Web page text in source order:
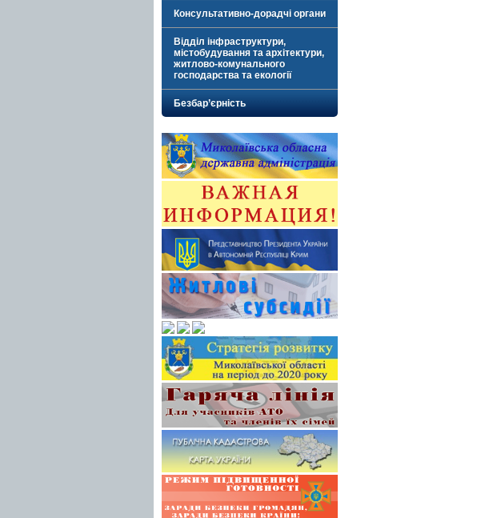
Консультативно-дорадчі органи
Відділ інфраструктури,
містобудування та архітектури,
житлово-комунального
господарства та екології
Безбар’єрність